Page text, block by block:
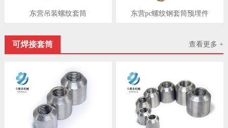
东营吊装螺纹套筒 东营pc螺纹钢套筒预埋件
查看更多 +
可焊接套筒